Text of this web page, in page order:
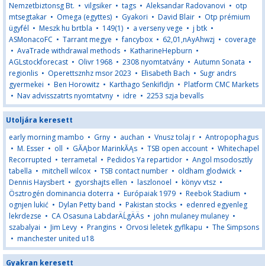
Nemzetbiztonsg Bt. • vilgsiker • tags • Aleksandar Radovanovi • otp
mtsegtakar • Omega (egyttes) • Gyakori • David Blair • Otp prémium
ügyfél • Meszk hu brtbla • 149(1) • a verseny vege • j btk •
ASMonacoFC • Tarrant megye •fancybox • 62,01,nAyAhwzj • coverage
• AvaTrade withdrawal methods • KatharineHepburn •
AGLstockforecast • Olivr 1968 • 2308 nyomtatvány • Autumn Sonata •
regionlis • Operettsznhz msor 2023 • Elisabeth Bach • Sugr andrs
gyermekei • Ben Horowitz • Karthago Senkifldjn • Platform CMC Markets
• Nav advisszatrts nyomtatvny • idre • 2253 szja bevalls
Utoljára keresett
early morning mambo • Grny • auchan • Vnusz tolaj r • Antropophagus
• M. Esser • oll • GĂĄbor MarinkĂĄs • TSB open account • Whitechapel
Recorrupted • terrametal • Pedidos Ya repartidor • Angol msodosztly
tabella • mitchell wilcox • TSB contact number • oldham glodwick •
Dennis Haysbert • gyorshajts ellen • laszlonoel • könyv vtsz •
Ösztrogén dominancia doterra • Európaiak 1979 • Reebok Stadium •
ognjen lukić • Dylan Petty band • Pakistan stocks • edenred egyenleg
lekrdezse • CA Osasuna LabdarÄĹgÄÄs • john mulaney mulaney •
szabalyai • Jim Levy • Prangins • Orvosi leletek gyflkapu • The Simpsons
• manchester united u18
Gyakran keresett